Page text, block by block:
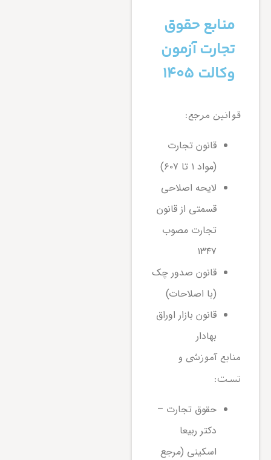
منابع حقوق
تجارت آزمون
وکالت ۱۴۰۵
قوانین مرجع:
قانون تجارت
(مواد ۱ تا ۶۰۷)
لایحه اصلاحی
قسمتی از قانون
تجارت مصوب
۱۳۴۷
قانون صدور چک
(با اصلاحات)
قانون بازار اوراق
بهادار
منابع آموزشی و
تست:
حقوق تجارت –
دکتر ربیعا
اسکینی (مرجع